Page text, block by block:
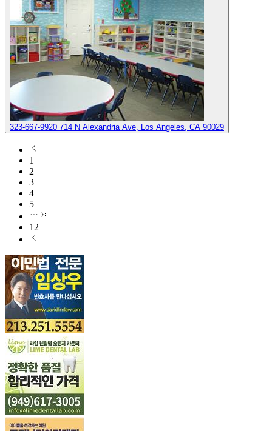
323-667-9920 714 N Alexandria Ave, Los Angeles, CA 90029
1
2
3
4
5
12